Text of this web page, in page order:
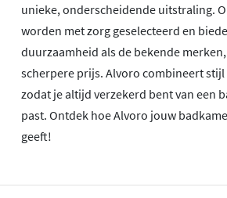
unieke, onderscheidende uitstraling.
worden met zorg geselecteerd en
duurzaamheid als de bekende
scherpere prijs. Alvoro combineert
zodat je altijd verzekerd bent van een
past. Ontdek hoe Alvoro jouw
geeft!